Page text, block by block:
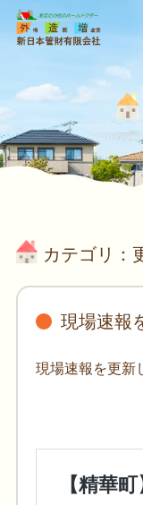
カテゴリ：
現場速報
現場速報を更新